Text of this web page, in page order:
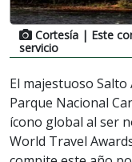
Cortesía | Este
servicio
El majestuoso
Parque Nacional
ícono global al ser
World Travel